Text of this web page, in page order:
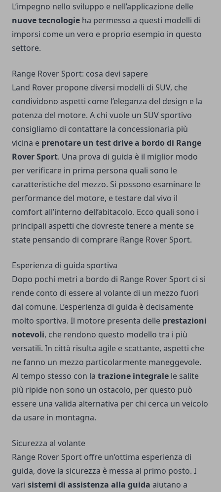
L’impegno nello sviluppo e nell’applicazione delle
nuove tecnologie ha permesso a questi modelli di
imporsi come un vero e proprio esempio in questo
settore.
Range Rover Sport: cosa devi sapere
Land Rover propone diversi modelli di SUV, che
condividono aspetti come l’eleganza del design e la
potenza del motore. A chi vuole un SUV sportivo
consigliamo di contattare la concessionaria più
vicina e prenotare un test drive a bordo di Range
Rover Sport. Una prova di guida è il miglior modo
per verificare in prima persona quali sono le
caratteristiche del mezzo. Si possono esaminare le
performance del motore, e testare dal vivo il
comfort all’interno dell’abitacolo. Ecco quali sono i
principali aspetti che dovreste tenere a mente se
state pensando di comprare Range Rover Sport.
Esperienza di guida sportiva
Dopo pochi metri a bordo di Range Rover Sport ci si
rende conto di essere al volante di un mezzo fuori
dal comune. L’esperienza di guida è decisamente
molto sportiva. Il motore presenta delle prestazioni
notevoli, che rendono questo modello tra i più
versatili. In città risulta agile e scattante, aspetti che
ne fanno un mezzo particolarmente maneggevole.
Al tempo stesso con la trazione integrale le salite
più ripide non sono un ostacolo, per questo può
essere una valida alternativa per chi cerca un veicolo
da usare in montagna.
Sicurezza al volante
Range Rover Sport offre un’ottima esperienza di
guida, dove la sicurezza è messa al primo posto. I
vari sistemi di assistenza alla guida aiutano a